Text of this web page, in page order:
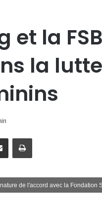
et la
la
Partager par email Imprimer
de l'accord avec la Fondation